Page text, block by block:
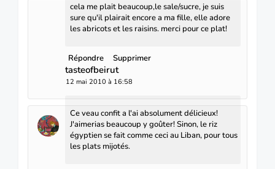
cela me plait beaucoup,le sale/sucre, je suis
sure qu'il plairait encore a ma fille, elle adore
les abricots et les raisins. merci pour ce plat!
Répondre Supprimer
tasteofbeirut
12 mai 2010 à 16:58
Ce veau confit a l'ai absolument délicieux!
J'aimerias beaucoup y goûter! Sinon, le riz
égyptien se fait comme ceci au Liban, pour tous
les plats mijotés.